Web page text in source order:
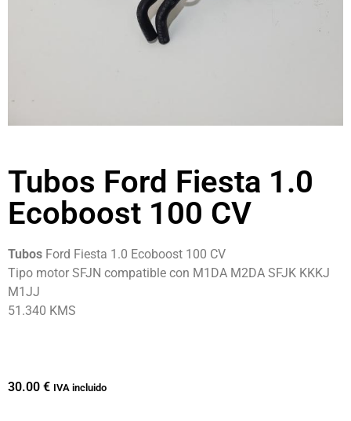
Tubos Ford Fiesta 1.0
Ecoboost 100 CV
Tubos Ford Fiesta 1.0 Ecoboost 100 CV
Tipo motor SFJN compatible con M1DA M2DA SFJK KKKJ
M1JJ
51.340 KMS
30.00 € IVA incluido